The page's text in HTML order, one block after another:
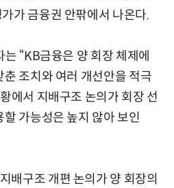
가 금융권 안팎에서 나온다.
“KB금융은 양 회장 체제에
조치와 여러 개선안을 적극
에서 지배구조 논의가 회장 선
가능성은 높지 않아 보인
배구조 개편 논의가 양 회장의